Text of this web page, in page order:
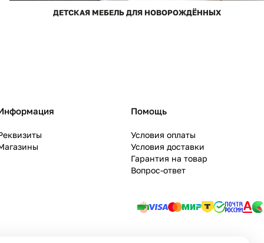
ДЕТСКАЯ МЕБЕЛЬ ДЛЯ НОВОРОЖДЁННЫХ
Помощь
Условия оплаты
Условия доставки
Гарантия на товар
Вопрос-ответ